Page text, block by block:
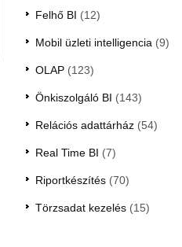
Felhő BI (12)
Mobil üzleti intelligencia (9)
OLAP (123)
Önkiszolgáló BI (143)
Relációs adattárház (54)
Real Time BI (7)
Riportkészítés (70)
Törzsadat kezelés (15)